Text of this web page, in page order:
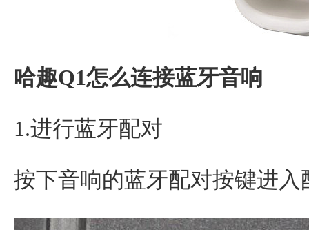
哈趣Q1怎么连接蓝牙音响
1.进行蓝牙配对
按下音响的蓝牙配对按键进入